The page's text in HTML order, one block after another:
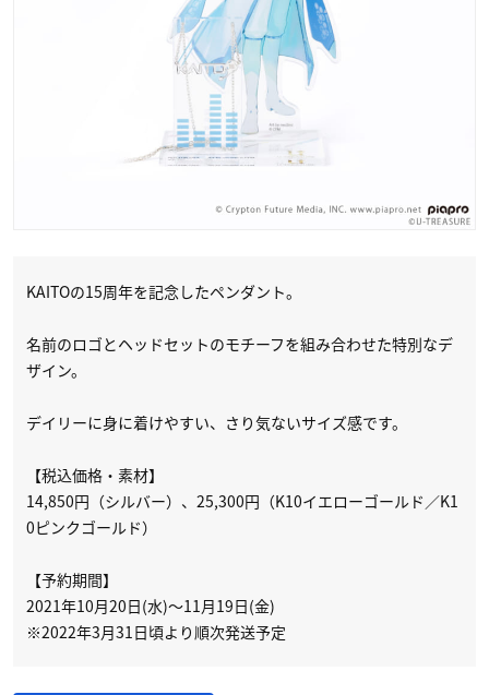
KAITOの15周年を記念したペンダント。
名前のロゴとヘッドセットのモチーフを組み合わせた特別なデ
ザイン。
デイリーに身に着けやすい、さり気ないサイズ感です。
【税込価格・素材】
14,850円（シルバー）、25,300円（K10イエローゴールド／K1
0ピンクゴールド）
【予約期間】
2021年10月20日(水)～11月19日(金)
※2022年3月31日頃より順次発送予定